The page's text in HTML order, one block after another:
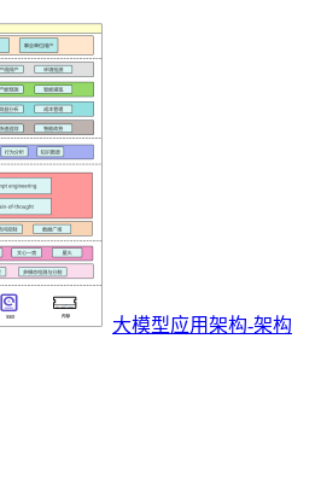
大模型应用架构-架构